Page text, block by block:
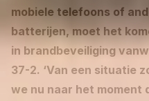
mobiele telefoons of
batterijen, moet het
in brandbeveiliging
37-2. ‘Van een situatie
we nu naar het moment